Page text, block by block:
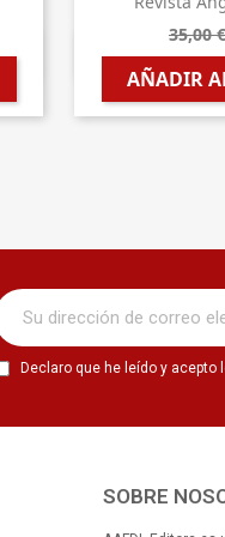
35,00 €
AÑADIR

Declaro que he leído y acepto
SOBRE